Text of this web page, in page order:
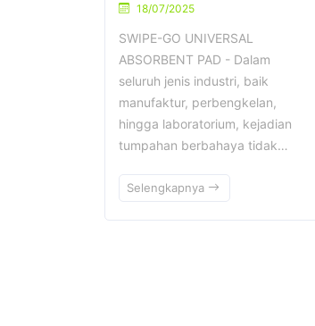
18/07/2025
SWIPE-GO UNIVERSAL
ABSORBENT PAD - Dalam
seluruh jenis industri, baik
manufaktur, perbengkelan,
hingga laboratorium, kejadian
tumpahan berbahaya tidak…
Selengkapnya